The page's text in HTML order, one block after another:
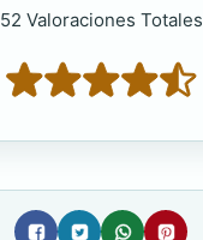
52 Valoraciones Totales